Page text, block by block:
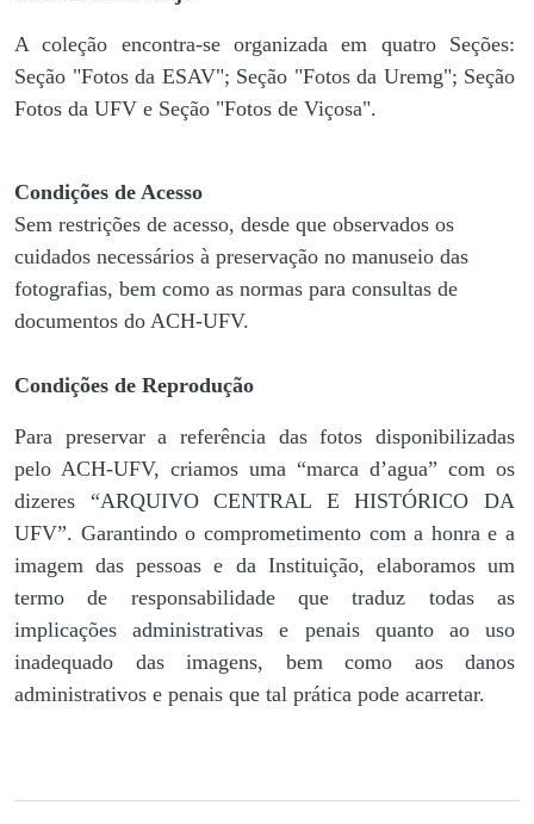
A coleção encontra-se organizada em quatro Seções:
Seção "Fotos da ESAV"; Seção "Fotos da Uremg"; Seção
Fotos da UFV e Seção "Fotos de Viçosa".
Condições de Acesso
Sem restrições de acesso, desde que observados os
cuidados necessários à preservação no manuseio das
fotografias, bem como as normas para consultas de
documentos do ACH-UFV.
Condições de Reprodução
Para preservar a referência das fotos disponibilizadas
pelo ACH-UFV, criamos uma “marca d’agua” com os
dizeres “ARQUIVO CENTRAL E HISTÓRICO DA
UFV”. Garantindo o comprometimento com a honra e a
imagem das pessoas e da Instituição, elaboramos um
termo de responsabilidade que traduz todas as
implicações administrativas e penais quanto ao uso
inadequado das imagens, bem como aos danos
administrativos e penais que tal prática pode acarretar.